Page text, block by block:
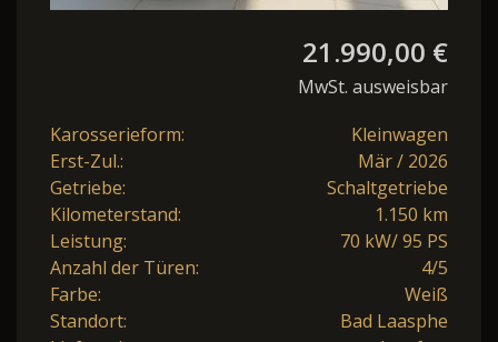
21.990,00 €
MwSt. ausweisbar
Karosserieform:
Kleinwagen
Erst-Zul.:
Mär / 2026
Getriebe:
Schaltgetriebe
Kilometerstand:
1.150 km
Leistung:
70 kW/ 95 PS
Anzahl der Türen:
4/5
Farbe:
Weiß
Standort:
Bad Laasphe